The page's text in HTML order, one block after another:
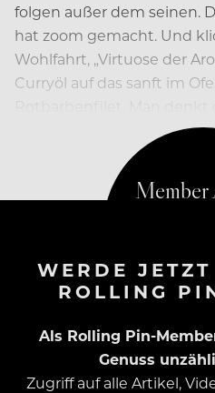
folgen außer dem seinen.
hat zoom gemacht. Und
Wohlfahrt, „Virtuose der
Curryöl auf das sanft im
Koch dies kundtun kann,
WERDE
ROLLING
Als Rolling Pin-
Genuss
Zugriff auf alle Artikel,